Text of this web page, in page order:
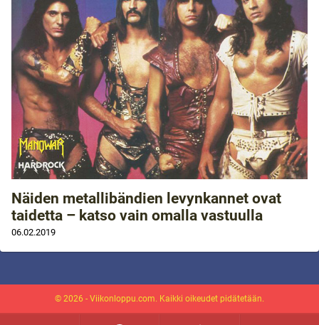
Näiden metallibändien levynkannet ovat
taidetta – katso vain omalla vastuulla
06.02.2019
© 2026 - Viikonloppu.com. Kaikki oikeudet pidätetään.